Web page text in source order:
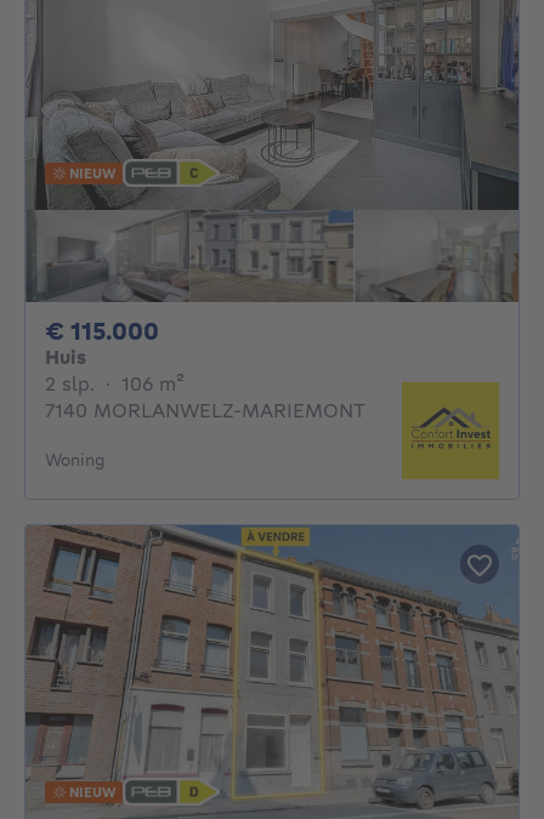
NIEUW
€ 115.000
Huis
2 slp. 2 slaapkamers
· 106 m²
7140 MORLANWELZ-MARIEMONT
Woning
NIEUW